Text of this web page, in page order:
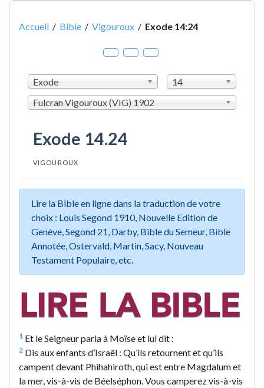
Accueil / Bible / Vigouroux / Exode 14:24
Exode
14
Fulcran Vigouroux (VIG) 1902
Exode 14.24
VIGOUROUX
Lire la Bible en ligne dans la traduction de votre
choix : Louis Segond 1910, Nouvelle Edition de
Genève, Segond 21, Darby, Bible du Semeur, Bible
Annotée, Ostervald, Martin, Sacy, Nouveau
Testament Populaire, etc.
1 Et le Seigneur parla à Moïse et lui dit :
2 Dis aux enfants d’Israël : Qu’ils retournent et qu’ils
campent devant Phihahiroth, qui est entre Magdalum et
la mer, vis-à-vis de Béelséphon. Vous camperez vis-à-vis